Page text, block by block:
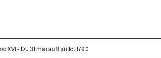
XVI - Du 31 mai au 8 juillet 1790